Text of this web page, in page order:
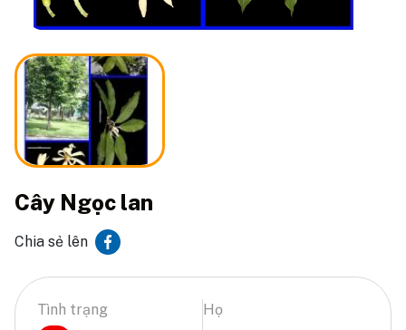
Cây Ngọc lan
Chia sẻ lên
Tình trạng Họ